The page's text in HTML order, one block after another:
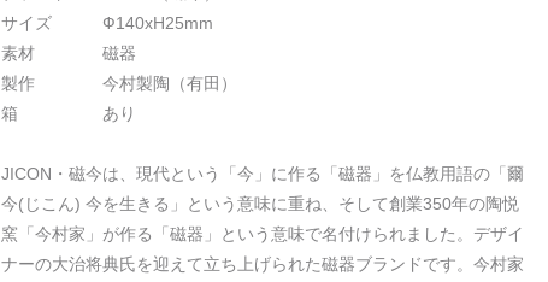
サイズ Ф140xH25mm
素材 磁器
製作 今村製陶（有田）
箱 あり
JICON・磁今は、現代という「今」に作る「磁器」を仏教用語の「爾
今(じこん) 今を生きる」という意味に重ね、そして創業350年の陶悦
窯「今村家」が作る「磁器」という意味で名付けられました。デザイ
ナーの大治将典氏を迎えて立ち上げられた磁器ブランドです。今村家